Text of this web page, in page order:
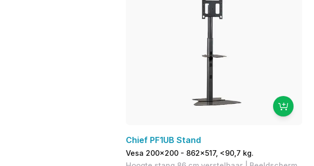
Chief PF1UB Stand
Vesa 200x200 - 862x517, <90,7 kg.